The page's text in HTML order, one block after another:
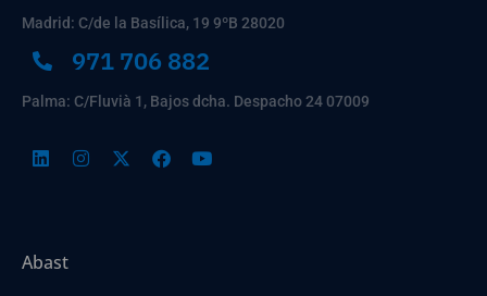
Madrid: C/de la Basílica, 19 9ºB 28020
971 706 882
Palma: C/Fluvià 1, Bajos dcha. Despacho 24 07009
Abast